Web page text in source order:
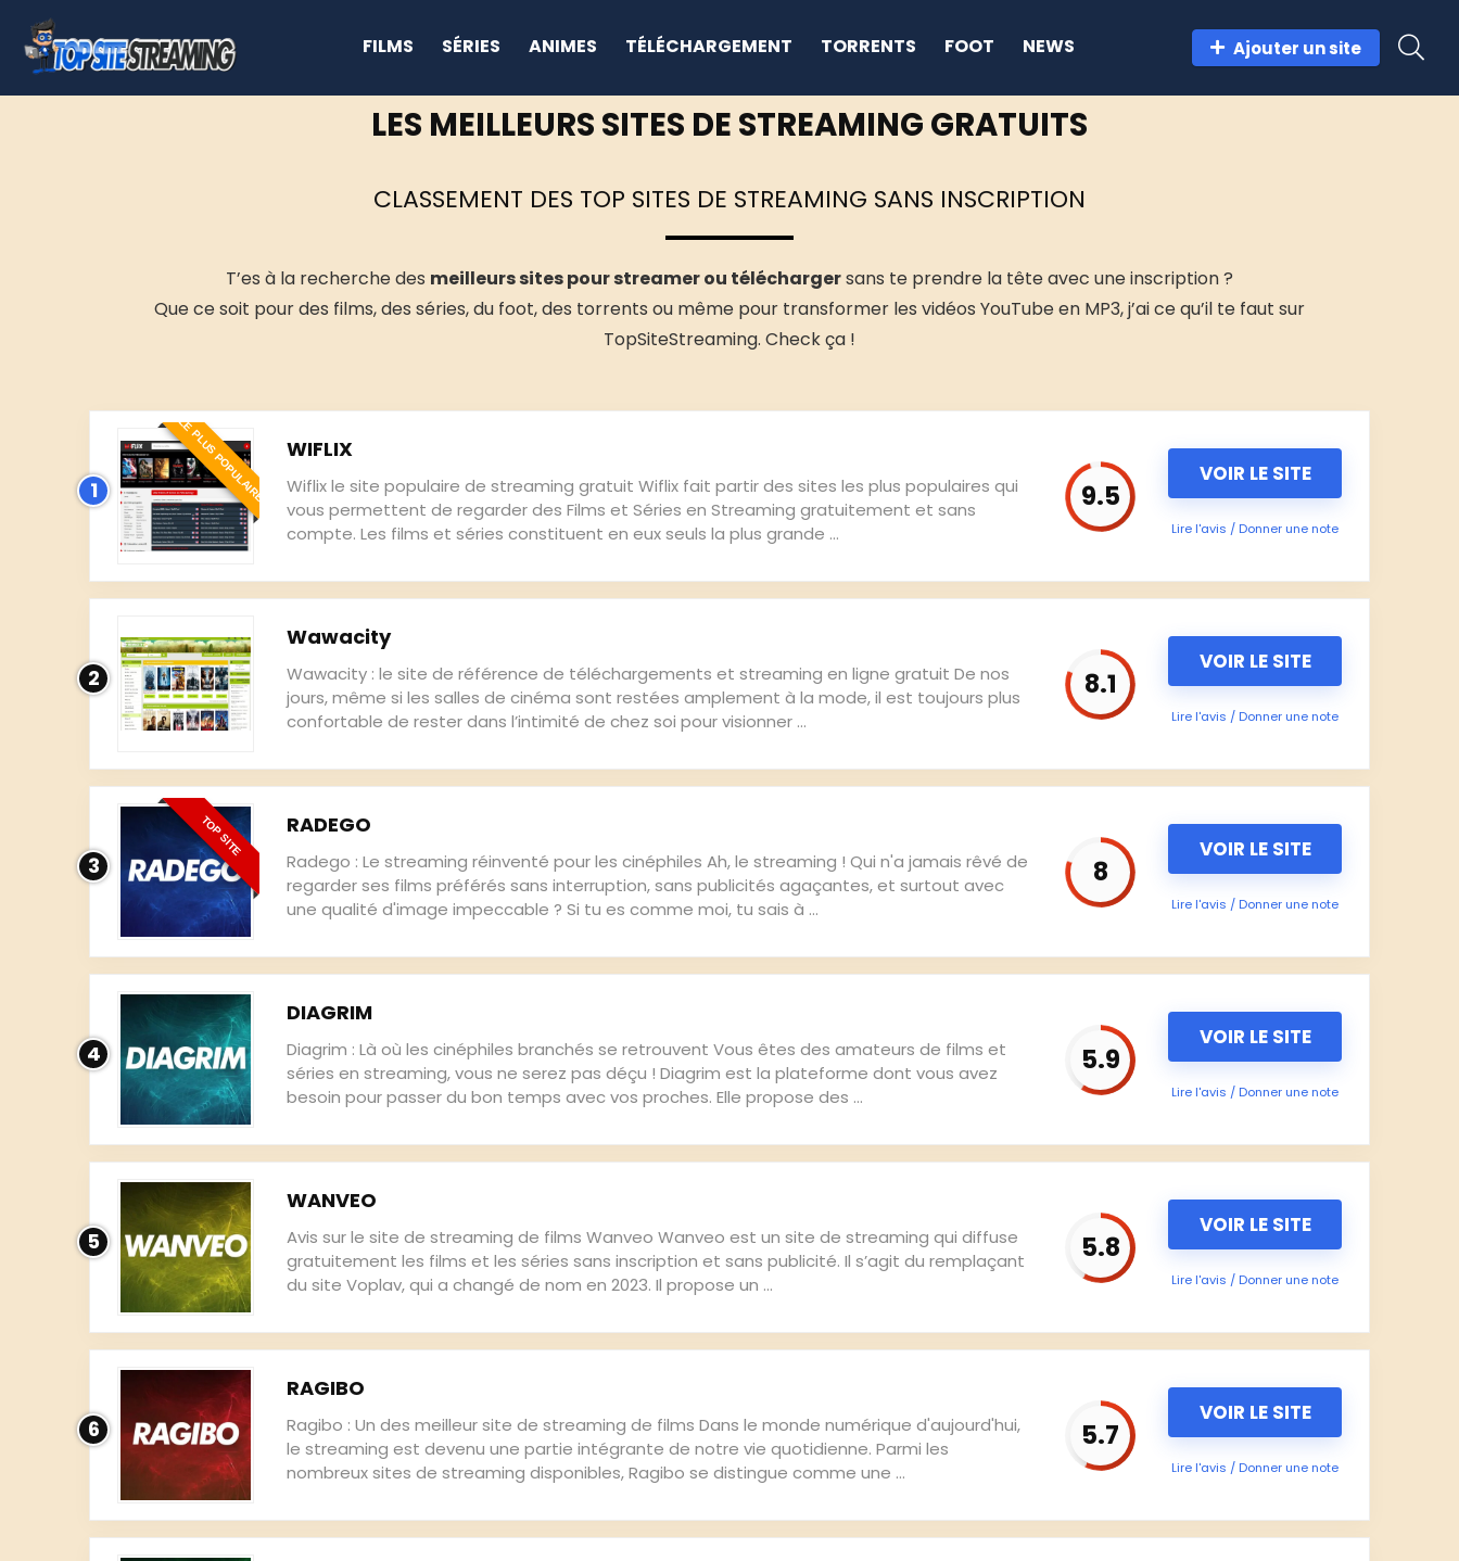
FILMS SÉRIES ANIMES TÉLÉCHARGEMENT TORRENTS FOOT NEWS Ajouter un site
LES MEILLEURS SITES DE STREAMING GRATUITS
CLASSEMENT DES TOP SITES DE STREAMING SANS INSCRIPTION​
T’es à la recherche des meilleurs sites pour streamer ou téléchargersans te prendre la tête avec une inscription ?
Que ce soit pour des films, des séries, du foot, des torrents ou même pour transformer les vidéos YouTube en MP3, j’ai ce qu’il te faut sur
TopSiteStreaming. Check ça !
LE PLUS POPULAIRE
1
WIFLIX
Wiflix le site populaire de streaming gratuit Wiflix fait partir des sites les plus populaires qui
vous permettent de regarder des Films et Séries en Streaming gratuitement et sans
compte. Les films et séries constituent en eux seuls la plus grande ...
9.5
VOIR LE SITE
Lire l'avis / Donner une note
2
Wawacity
Wawacity : le site de référence de téléchargements et streaming en ligne gratuit De nos
jours, même si les salles de cinéma sont restées amplement à la mode, il est toujours plus
confortable de rester dans l’intimité de chez soi pour visionner ...
8.1
VOIR LE SITE
Lire l'avis / Donner une note
TOP SITE
3
RADEGO
Radego : Le streaming réinventé pour les cinéphiles Ah, le streaming ! Qui n'a jamais rêvé de
regarder ses films préférés sans interruption, sans publicités agaçantes, et surtout avec
une qualité d'image impeccable ? Si tu es comme moi, tu sais à ...
8
VOIR LE SITE
Lire l'avis / Donner une note
4
DIAGRIM
Diagrim : Là où les cinéphiles branchés se retrouvent Vous êtes des amateurs de films et
séries en streaming, vous ne serez pas déçu ! Diagrim est la plateforme dont vous avez
besoin pour passer du bon temps avec vos proches. Elle propose des ...
5.9
VOIR LE SITE
Lire l'avis / Donner une note
5
WANVEO
Avis sur le site de streaming de films Wanveo Wanveo est un site de streaming qui diffuse
gratuitement les films et les séries sans inscription et sans publicité. Il s’agit du remplaçant
du site Voplav, qui a changé de nom en 2023. Il propose un ...
5.8
VOIR LE SITE
Lire l'avis / Donner une note
6
RAGIBO
Ragibo : Un des meilleur site de streaming de films Dans le monde numérique d'aujourd'hui,
le streaming est devenu une partie intégrante de notre vie quotidienne. Parmi les
nombreux sites de streaming disponibles, Ragibo se distingue comme une ...
5.7
VOIR LE SITE
Lire l'avis / Donner une note